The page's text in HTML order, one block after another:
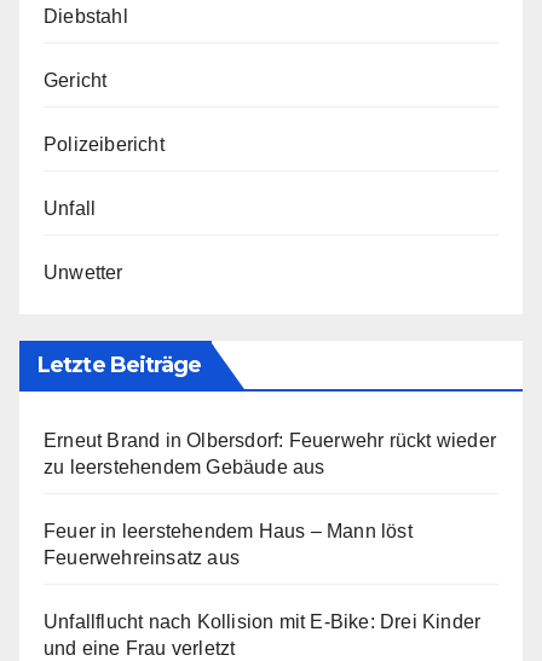
Diebstahl
Gericht
Polizeibericht
Unfall
Unwetter
Letzte Beiträge
Erneut Brand in Olbersdorf: Feuerwehr rückt wieder
zu leerstehendem Gebäude aus
Feuer in leerstehendem Haus – Mann löst
Feuerwehreinsatz aus
Unfallflucht nach Kollision mit E-Bike: Drei Kinder
und eine Frau verletzt